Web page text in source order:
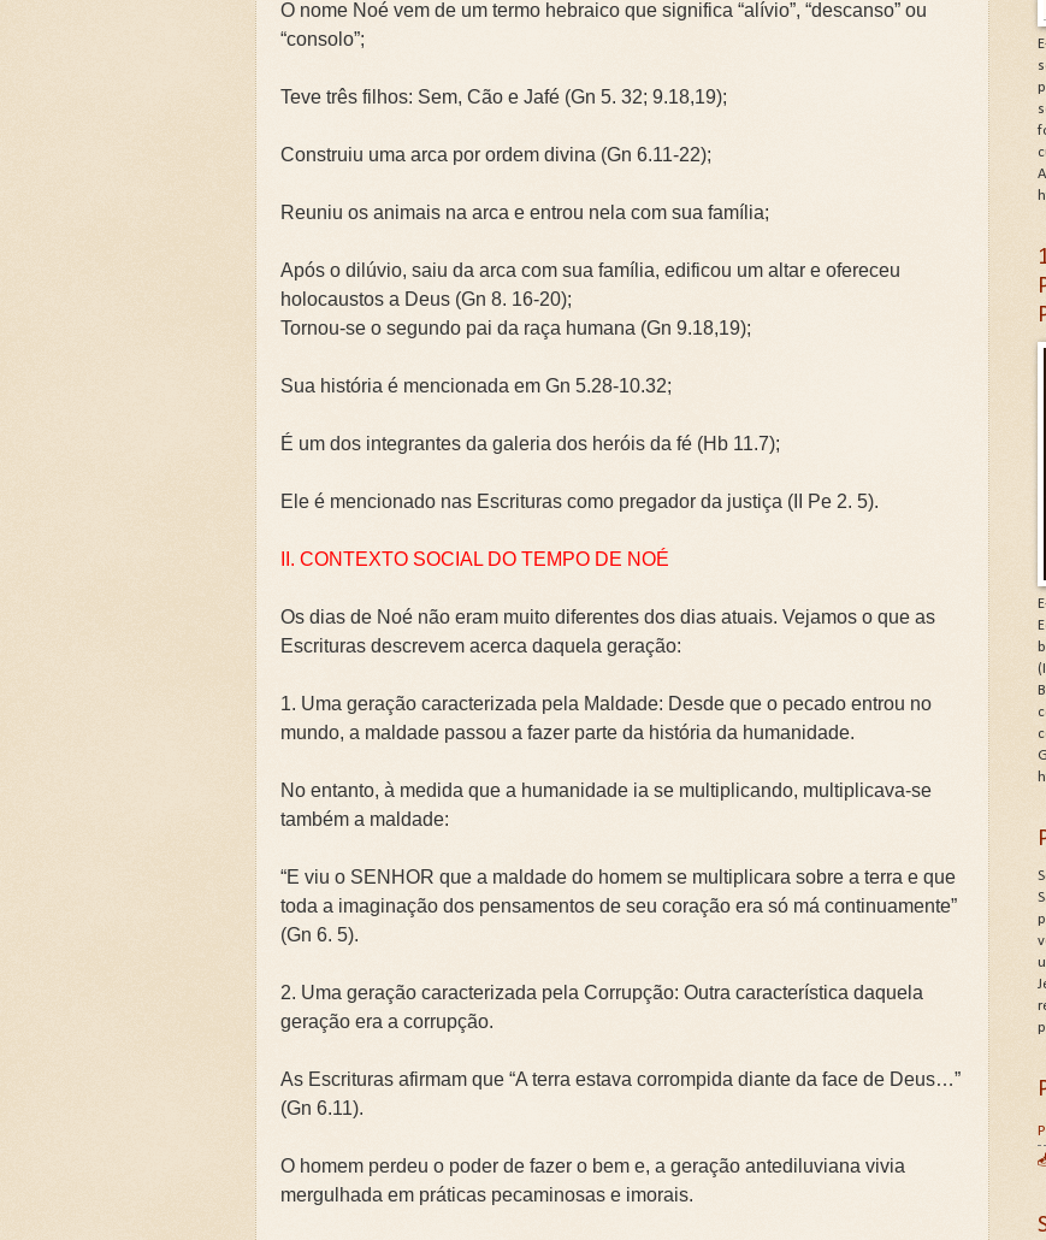
🌧️PRIMEIRA CAMPANHA: Caminhos de Gratidão e Renovação.Clique na letra
📚SEGUNDA CAMPANHA: O CÓDIGO DA GRATIDÃO. Clique na letra G
🌧️A IMPORTÂNCIA DA VIDA DA IGREJA PARA A EVANGELIZAÇÃO. Clique na
O nome Noé vem de um termo hebraico que significa “alívio”, “descanso” ou
“consolo”;
Teve três filhos: Sem, Cão e Jafé (Gn 5. 32; 9.18,19);
Construiu uma arca por ordem divina (Gn 6.11-22);
Reuniu os animais na arca e entrou nela com sua família;
Após o dilúvio, saiu da arca com sua família, edificou um altar e ofereceu
holocaustos a Deus (Gn 8. 16-20);
Tornou-se o segundo pai da raça humana (Gn 9.18,19);
Sua história é mencionada em Gn 5.28-10.32;
É um dos integrantes da galeria dos heróis da fé (Hb 11.7);
Ele é mencionado nas Escrituras como pregador da justiça (II Pe 2. 5).
II. CONTEXTO SOCIAL DO TEMPO DE NOÉ
Os dias de Noé não eram muito diferentes dos dias atuais. Vejamos o que as
Escrituras descrevem acerca daquela geração:
1. Uma geração caracterizada pela Maldade: Desde que o pecado entrou no
mundo, a maldade passou a fazer parte da história da humanidade.
No entanto, à medida que a humanidade ia se multiplicando, multiplicava-se
também a maldade:
“E viu o SENHOR que a maldade do homem se multiplicara sobre a terra e que
toda a imaginação dos pensamentos de seu coração era só má continuamente”
(Gn 6. 5).
2. Uma geração caracterizada pela Corrupção: Outra característica daquela
geração era a corrupção.
As Escrituras afirmam que “A terra estava corrompida diante da face de Deus…”
(Gn 6.11).
O homem perdeu o poder de fazer o bem e, a geração antediluviana vivia
mergulhada em práticas pecaminosas e imorais.